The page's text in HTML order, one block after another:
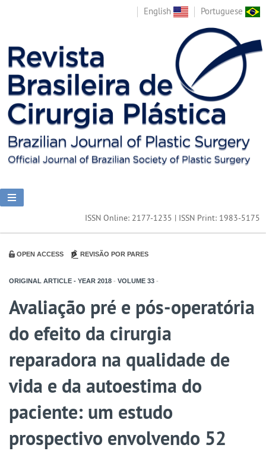
English Portuguese
ISSN Online: 2177-1235 | ISSN Print: 1983-5175
OPEN ACCESS REVISÃO POR PARES
ORIGINAL ARTICLE - YEAR 2018 - VOLUME 33 -
Avaliação pré e pós-operatória
do efeito da cirurgia
reparadora na qualidade de
vida e da autoestima do
paciente: um estudo
prospectivo envolvendo 52